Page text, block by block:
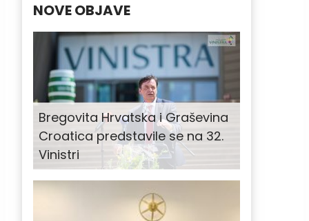
NOVE OBJAVE
Bregovita Hrvatska i Graševina
Croatica predstavile se na 32.
Vinistri